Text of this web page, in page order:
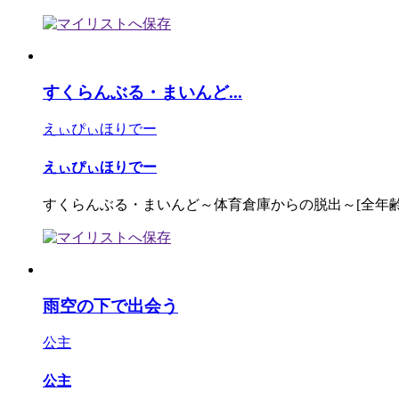
すくらんぶる・まいんど...
えぃぴぃほりでー
えぃぴぃほりでー
すくらんぶる・まいんど～体育倉庫からの脱出～[全年
雨空の下で出会う
公主
公主